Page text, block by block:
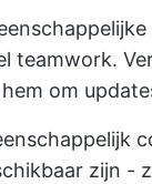
teamwork.
om
zijn -